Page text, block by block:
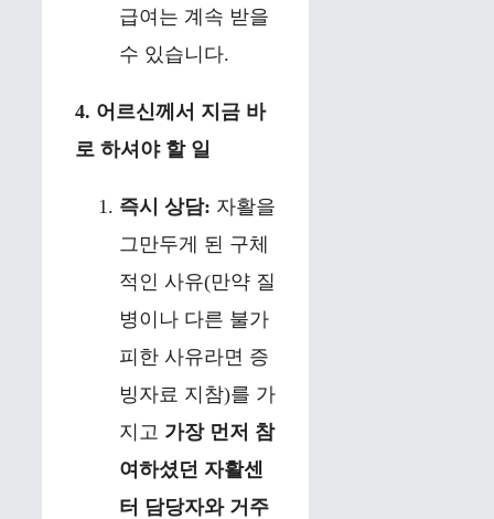
급여는 계속 받을
수 있습니다.
4. 어르신께서 지금 바
로 하셔야 할 일
즉시 상담: 자활을
그만두게 된 구체
적인 사유(만약 질
병이나 다른 불가
피한 사유라면 증
빙자료 지참)를 가
지고 가장 먼저 참
여하셨던 자활센
터 담당자와 거주